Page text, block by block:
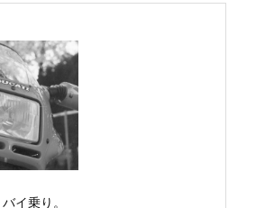
イ乗り。